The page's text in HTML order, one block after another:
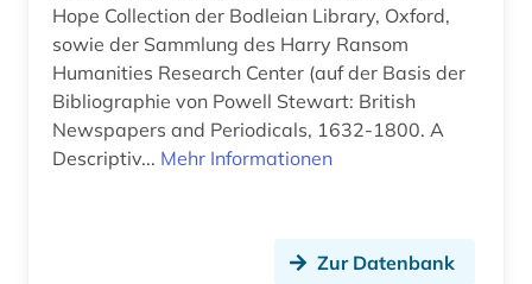
indien (1)
industrie (1)
Hope Collection der Bodleian Library, Oxford,
sowie der Sammlung des Harry Ransom
Humanities Research Center (auf der Basis der
Bibliographie von Powell Stewart: British
Newspapers and Periodicals, 1632-1800. A
Descriptiv... Mehr Informationen
Zur Datenbank